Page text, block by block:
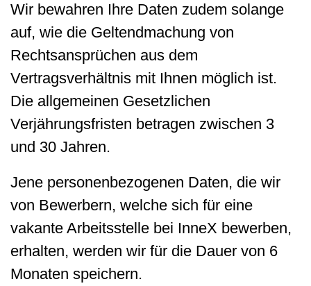
Wir bewahren Ihre Daten zudem solange
auf, wie die Geltendmachung von
Rechtsansprüchen aus dem
Vertragsverhältnis mit Ihnen möglich ist.
Die allgemeinen Gesetzlichen
Verjährungsfristen betragen zwischen 3
und 30 Jahren.
Jene personenbezogenen Daten, die wir
von Bewerbern, welche sich für eine
vakante Arbeitsstelle bei InneX bewerben,
erhalten, werden wir für die Dauer von 6
Monaten speichern.